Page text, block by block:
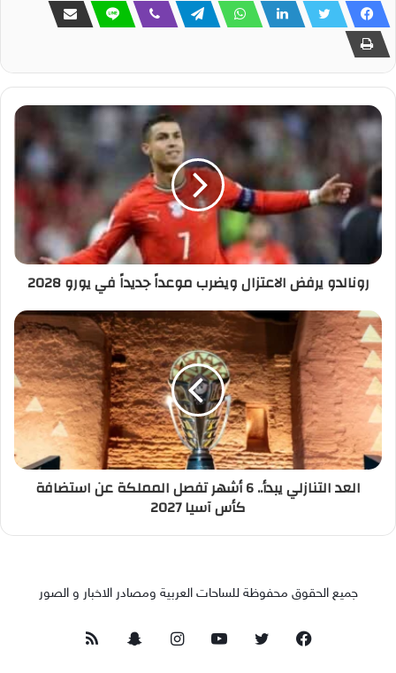
رونالدو يرفض الاعتزال ويضرب موعداً جديداً في يورو 2028
العد التنازلي يبدأ.. 6 أشهر تفصل المملكة عن استضافة
كأس آسيا 2027
جميع الحقوق محفوظة للساحات العربية ومصادر الاخبار و الصور
فيسبوك تويتر يوتيوبانستقرامسناب ملخص